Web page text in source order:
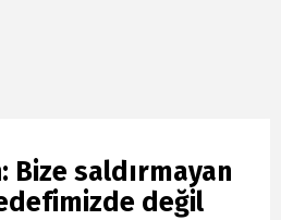
Bize saldırmayan
değil